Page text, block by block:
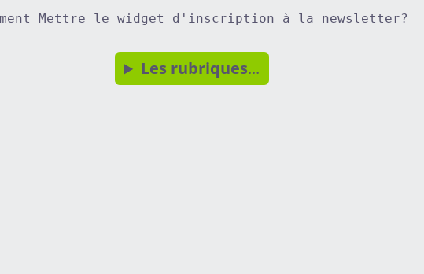
Mettre le widget d'inscription à la newsletter?
Les rubriques...